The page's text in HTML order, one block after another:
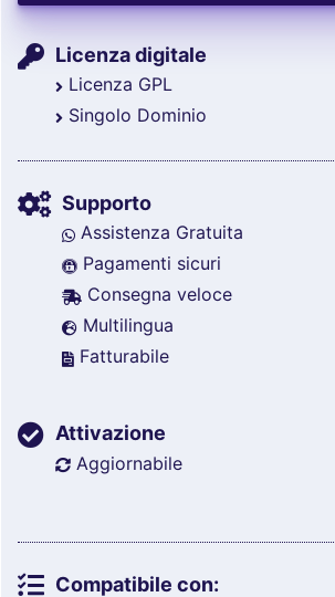
Licenza digitale
Licenza GPL
Singolo Dominio
Supporto
Assistenza Gratuita
Pagamenti sicuri
Consegna veloce
Multilingua
Fatturabile
Attivazione
Aggiornabile
Compatibile con: